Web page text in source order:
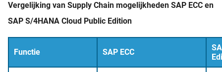
Vergelijking van Supply Chain mogelijkheden SAP ECC en
SAP S/4HANA Cloud Public Edition
Functie SAP ECC